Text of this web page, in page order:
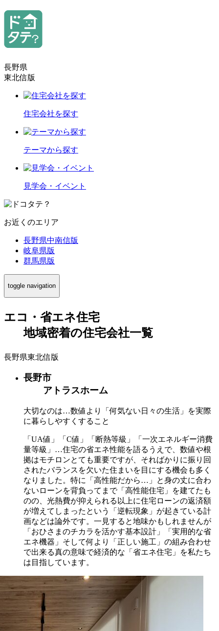
長野県
東北信版
住宅会社を探す
テーマから探す
見学会・イベント
お近くのエリア
長野県中南信版
岐阜県版
群馬県版
toggle navigation
エコ・省エネ住宅
地域密着の住宅会社一覧
長野県東北信版
長野市
アトラスホーム
大切なのは…数値より「何気ない日々の生活」を実際
に暮らしやすくすること
「UA値」「C値」「断熱等級」「一次エネルギー消費
量等級」…住宅の省エネ性能を語るうえで、数値や根
拠はモチロンとても重要ですが、そればかりに振り回
されたバランスを欠いた住まいを目にする機会も多く
なりました。特に「高性能だから…」と身の丈に合わ
ないローンを背負ってまで「高性能住宅」を建てたも
のの、光熱費が抑えられる以上に住宅ローンの返済額
が増えてしまったという「逆転現象」が起きている計
画などは論外です。一見すると地味かもしれませんが
「おひさまのチカラを活かす基本設計」「実用的な省
エネ機器」そして何より「正しい施工」の組み合わせ
で出来る真の意味で経済的な「省エネ住宅」を私たち
は目指しています。